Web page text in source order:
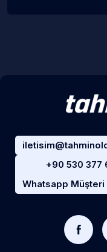
+90 530 377
Whatsapp